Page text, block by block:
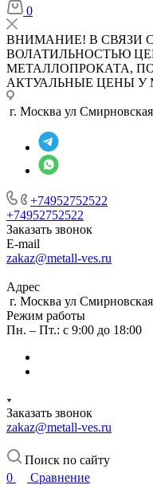
0
ВНИМАНИЕ! В СВЯЗИ
ВОЛАТИЛЬНОСТЬЮ
МЕТАЛЛОПРОКАТА,
АКТУАЛЬНЫЕ ЦЕНЫ У
г. Москва ул
+74952752522
+74952752522
Заказать звонок
E-mail
zakaz@metall-ves.ru
Адрес
г. Москва ул
Режим работы
Пн. – Пт.: с 9:00 до 18:00
Заказать звонок
zakaz@metall-ves.ru
Поиск по сайту
0
Сравнение